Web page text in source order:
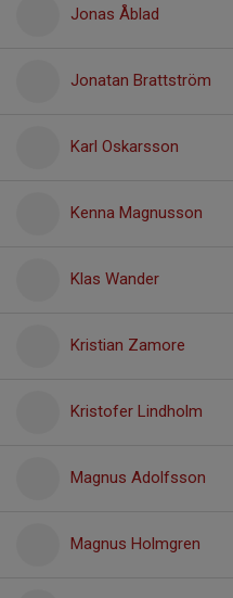
Jonas Åblad
Jonatan Brattström
Karl Oskarsson
Kenna Magnusson
Klas Wander
Kristian Zamore
Kristofer Lindholm
Magnus Adolfsson
Magnus Holmgren